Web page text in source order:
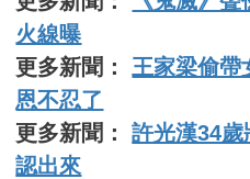
火線曝
更多新聞： 王家梁偷
恩不忍了
更多新聞：許光漢34歲
認出來